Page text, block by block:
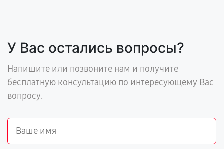
У Вас остались вопросы?
Напишите или позвоните нам и получите
бесплатную консультацию по интересующему Вас
вопросу.